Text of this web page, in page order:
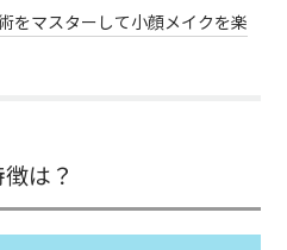
をマスターして小顔メイクを楽
は？